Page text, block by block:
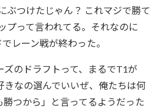
ぶつけたじゃん？ これマジで勝て
プって言われてる。それなのに
レーン戦が終わった。
ズのドラフトって、まるでT1が
きなの選んでいいぜ、俺たちは何
勝つから」と言ってるようだった